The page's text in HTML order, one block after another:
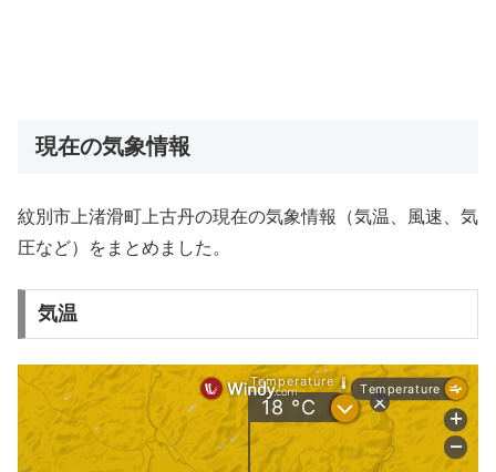
現在の気象情報
紋別市上渚滑町上古丹の現在の気象情報（気温、風速、気
圧など）をまとめました。
気温